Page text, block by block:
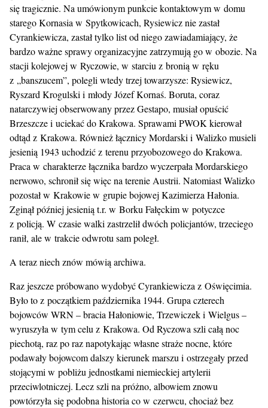
się tragicznie. Na umówionym punkcie kontaktowym w domu
starego Kornasia w Spytkowicach, Rysiewicz nie zastał
Cyrankiewicza, zastał tylko list od niego zawiadamiający, że
bardzo ważne sprawy organizacyjne zatrzymują go w obozie. Na
stacji kolejowej w Ryczowie, w starciu z bronią w ręku
z „banszucem”, polegli wtedy trzej towarzysze: Rysiewicz,
Ryszard Krogulski i młody Józef Kornaś. Boruta, coraz
natarczywiej obserwowany przez Gestapo, musiał opuścić
Brzeszcze i uciekać do Krakowa. Sprawami PWOK kierował
odtąd z Krakowa. Również łącznicy Mordarski i Walizko musieli
jesienią 1943 uchodzić z terenu przyobozowego do Krakowa.
Praca w charakterze łącznika bardzo wyczerpała Mordarskiego
nerwowo, schronił się więc na terenie Austrii. Natomiast Walizko
pozostał w Krakowie w grupie bojowej Kazimierza Hałonia.
Zginął później jesienią t.r. w Borku Fałęckim w potyczce
z policją. W czasie walki zastrzelił dwóch policjantów, trzeciego
ranił, ale w trakcie odwrotu sam poległ.
A teraz niech znów mówią archiwa.
Raz jeszcze próbowano wydobyć Cyrankiewicza z Oświęcimia.
Było to z początkiem października 1944. Grupa czterech
bojowców WRN – bracia Hałoniowie, Trzewiczek i Wielgus –
wyruszyła w tym celu z Krakowa. Od Ryczowa szli całą noc
piechotą, raz po raz napotykając własne straże nocne, które
podawały bojowcom dalszy kierunek marszu i ostrzegały przed
stojącymi w pobliżu jednostkami niemieckiej artylerii
przeciwlotniczej. Lecz szli na próżno, albowiem znowu
powtórzyła się podobna historia co w czerwcu, chociaż bez